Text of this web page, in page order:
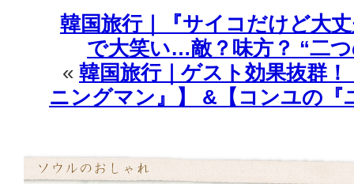
韓国旅行｜『サイコだけど大
で大笑い…敵？味方？ “二
« 韓国旅行｜ゲスト効果抜群
ニングマン』】 &【コンユの『